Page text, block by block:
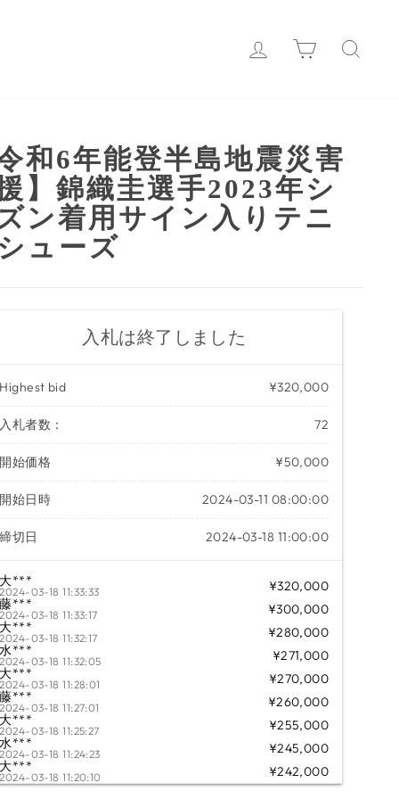
Login カート
和6年能登半島地震災害
】錦織圭選手2023年シ
ン着用サイン入りテニ
ューズ
入札は終了しました
Highest bid ¥320,000
入札者数： 72
開始価格 ¥50,000
開始日時 2024-03-11 08:00:00
締切日 2024-03-18 11:00:00
大***
2024-03-18 11:33:33
¥320,000
藤***
2024-03-18 11:33:17
¥300,000
大***
2024-03-18 11:32:17
¥280,000
水***
2024-03-18 11:32:05
¥271,000
大***
2024-03-18 11:28:01
¥270,000
藤***
2024-03-18 11:27:01
¥260,000
大***
2024-03-18 11:25:27
¥255,000
水***
2024-03-18 11:24:23
¥245,000
大***
2024-03-18 11:20:10
¥242,000
倉***